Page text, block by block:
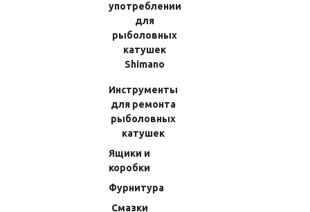
Катушки троллинговые
Катушки рыболовные бывшие в употреблении
Катушки мультипликаторные (бейткастинговые)
Катушки безынерционные
Средства для ухода за рыболовными катушками
Инструмент и запчасти для ремонта лодочных моторов
Инструмент и оборудование для автомобилей
употреблении
для
рыболовных
катушек
Shimano
Инструменты
для ремонта
рыболовных
катушек
Ящики и
коробки
Фурнитура
Смазки